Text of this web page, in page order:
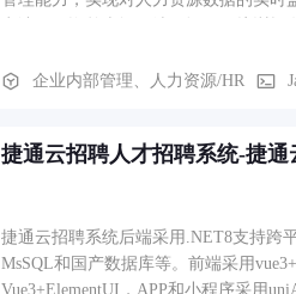
企业内部管理、人力资源/HR
捷通云招聘人才招聘系统-捷通
捷通云招聘系统后端采用.NET8支持跨
MsSQL和国产数据库等。前端采用
Vue3+ElementUI，APP和小程序采用uniAPP开发 操作系统 捷通云招聘可部署到Linux、Windows、macOS和国产